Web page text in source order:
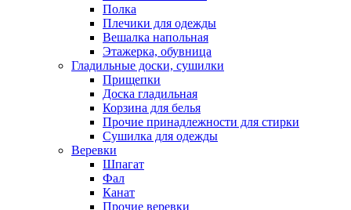
Полка
Плечики для одежды
Вешалка напольная
Этажерка, обувница
Гладильные доски, сушилки
Прищепки
Доска гладильная
Корзина для белья
Прочие принадлежности для стирки
Сушилка для одежды
Веревки
Шпагат
Фал
Канат
Прочие веревки